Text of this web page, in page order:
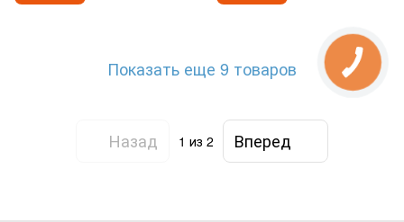
Показать еще 9 товаров
Назад 1 из 2 Вперед